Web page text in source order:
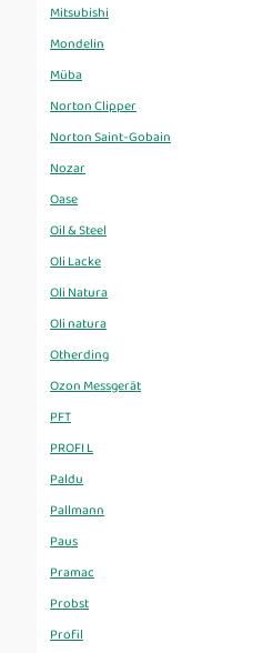
Mitsubishi
Mondelin
Müba
Norton Clipper
Norton Saint-Gobain
Nozar
Oase
Oil & Steel
Oli Lacke
Oli Natura
Oli natura
Otherding
Ozon Messgerät
PFT
PROFI L
Paldu
Pallmann
Paus
Pramac
Probst
Profil